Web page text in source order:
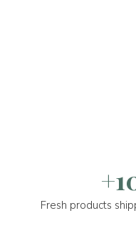
Fresh products